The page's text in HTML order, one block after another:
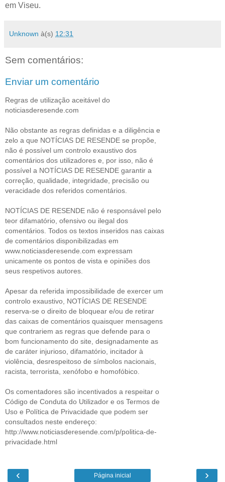
em Viseu.
Unknown à(s) 12:31
Sem comentários:
Enviar um comentário
Regras de utilização aceitável do
noticiasderesende.com
Não obstante as regras definidas e a diligência e
zelo a que NOTÍCIAS DE RESENDE se propõe,
não é possível um controlo exaustivo dos
comentários dos utilizadores e, por isso, não é
possível a NOTÍCIAS DE RESENDE garantir a
correção, qualidade, integridade, precisão ou
veracidade dos referidos comentários.
NOTÍCIAS DE RESENDE não é responsável pelo
teor difamatório, ofensivo ou ilegal dos
comentários. Todos os textos inseridos nas caixas
de comentários disponibilizadas em
www.noticiasderesende.com expressam
unicamente os pontos de vista e opiniões dos
seus respetivos autores.
Apesar da referida impossibilidade de exercer um
controlo exaustivo, NOTÍCIAS DE RESENDE
reserva-se o direito de bloquear e/ou de retirar
das caixas de comentários quaisquer mensagens
que contrariem as regras que defende para o
bom funcionamento do site, designadamente as
de caráter injurioso, difamatório, incitador à
violência, desrespeitoso de símbolos nacionais,
racista, terrorista, xenófobo e homofóbico.
Os comentadores são incentivados a respeitar o
Código de Conduta do Utilizador e os Termos de
Uso e Política de Privacidade que podem ser
consultados neste endereço:
http://www.noticiasderesende.com/p/politica-de-
privacidade.html
‹ ›
Página inicial